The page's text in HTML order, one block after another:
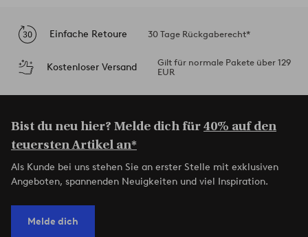
Einfache Retoure 30 Tage Rückgaberecht*
Kostenloser Versand
Gilt für normale Pakete über 129
EUR
Bist du neu hier? Melde dich für40% auf den
teuersten Artikel an*
Als Kunde bei uns stehen Sie an erster Stelle mit exklusiven
Angeboten, spannenden Neuigkeiten und viel Inspiration.
Melde dich